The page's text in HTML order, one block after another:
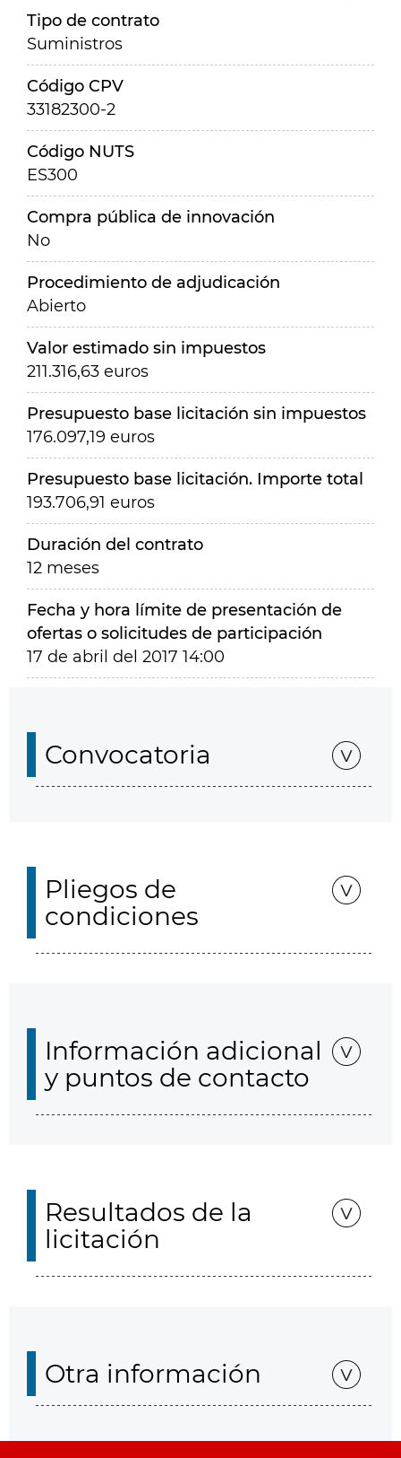
Tipo de contrato
Suministros
Código CPV
33182300-2
Código NUTS
ES300
Compra pública de innovación
No
Procedimiento de adjudicación
Abierto
Valor estimado sin impuestos
211.316,63 euros
Presupuesto base licitación sin impuestos
176.097,19 euros
Presupuesto base licitación. Importe total
193.706,91 euros
Duración del contrato
12 meses
Fecha y hora límite de presentación de
ofertas o solicitudes de participación
17 de abril del 2017 14:00
Convocatoria
Pliegos de
condiciones
Información adicional
y puntos de contacto
Resultados de la
licitación
Otra información